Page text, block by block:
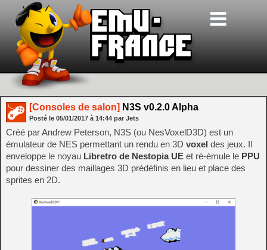
[Consoles de salon] N3S v0.2.0 Alpha
Posté le 05/01/2017 à 14:44 par Jets
Créé par Andrew Peterson, N3S (ou NesVoxelD3D) est un
émulateur de NES permettant un rendu en 3D voxel des jeux. Il
enveloppe le noyau Libretro de Nestopia UE et ré-émule le PPU
pour dessiner des maillages 3D prédéfinis en lieu et place des
sprites en 2D.